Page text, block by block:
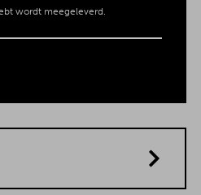
wordt meegeleverd.